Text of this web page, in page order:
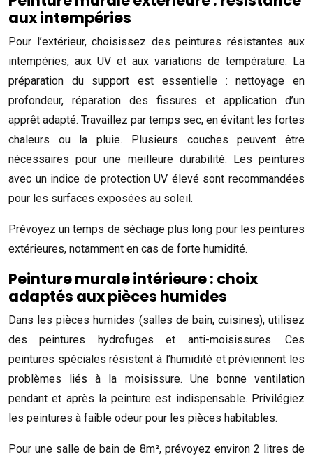
aux intempéries
Pour l’extérieur, choisissez des peintures résistantes aux
intempéries, aux UV et aux variations de température. La
préparation du support est essentielle : nettoyage en
profondeur, réparation des fissures et application d’un
apprêt adapté. Travaillez par temps sec, en évitant les fortes
chaleurs ou la pluie. Plusieurs couches peuvent être
nécessaires pour une meilleure durabilité. Les peintures
avec un indice de protection UV élevé sont recommandées
pour les surfaces exposées au soleil.
Prévoyez un temps de séchage plus long pour les peintures
extérieures, notamment en cas de forte humidité.
Peinture murale intérieure : choix
adaptés aux pièces humides
Dans les pièces humides (salles de bain, cuisines), utilisez
des peintures hydrofuges et anti-moisissures. Ces
peintures spéciales résistent à l’humidité et préviennent les
problèmes liés à la moisissure. Une bonne ventilation
pendant et après la peinture est indispensable. Privilégiez
les peintures à faible odeur pour les pièces habitables.
Pour une salle de bain de 8m², prévoyez environ 2 litres de